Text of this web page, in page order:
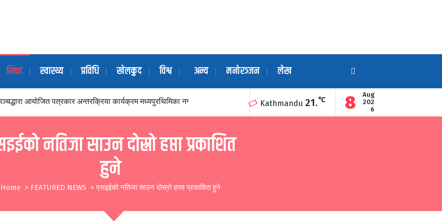
शिक्षा स्वास्थ्य प्रविधि खेलकुद विश्व अन्य मनोरञ्जन लेख
आयोजित पत्रकार अन्तरक्रिया कार्यक्रम मध्यपुरथिमिका नगर प्रमुखद्धारा उद्घाटन गुण्डुको अन्नन्त कुण्डमा हरेक महिनाको अन्तिम सोमबार दिव्य
Kathmandu 21.℃ 8
Aug
202
6
नतिजा साउन दोस्रो हप्ता प्रकाशित
हुने
Home > FEATURED NEWS > एसइईको नतिजा साउन दोस्रो हप्ता प्रकाशित हुने